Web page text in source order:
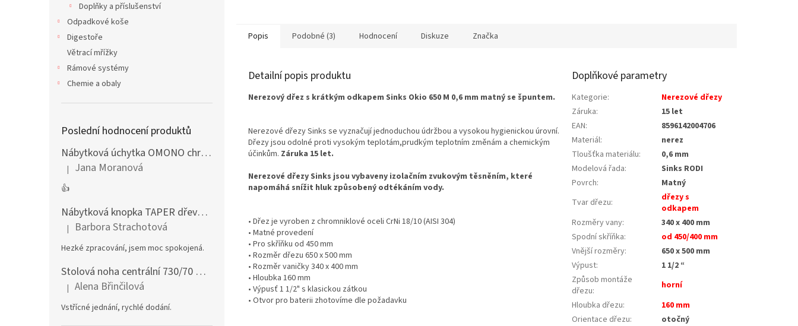
Doplňky a příslušenství
Odpadkové koše
Digestoře
Větrací mřížky
Rámové systémy
Chemie a obaly
Poslední hodnocení produktů
Nábytková úchytka OMONO chrom lesklý
Hodnocení produktu je 5 z 5 hvězdiček.
| Jana Moranová
👍
Nábytková knopka TAPER dřevěná dub lakovaný
Hodnocení produktu je 5 z 5 hvězdiček.
| Barbora Strachotová
Hezké zpracování, jsem moc spokojená.
Stolová noha centrální 730/70 mm stříbrná
Hodnocení produktu je 5 z 5 hvězdiček.
| Alena Břinčilová
Vstřícné jednání, rychlé dodání.
Popis Podobné (3) Hodnocení Diskuze Značka
Detailní popis produktu
Nerezový dřez s krátkým odkapem Sinks Okio 650 M 0,6 mm matný se špuntem.
Nerezové dřezy Sinks se vyznačují jednoduchou údržbou a vysokou hygienickou úrovní.
Dřezy jsou odolné proti vysokým teplotám,prudkým teplotním změnám a chemickým
účinkům. Záruka 15 let.
Nerezové dřezy Sinks jsou vybaveny izolačním zvukovým těsněním, které
napomáhá snížit hluk způsobený odtékáním vody.
• Dřez je vyroben z chromniklové oceli CrNi 18/10 (AISI 304)
• Matné provedení
• Pro skříňku od 450 mm
• Rozměr dřezu 650 x 500 mm
• Rozměr vaničky 340 x 400 mm
• Hloubka 160 mm
• Výpusť 1 1/2" s klasickou zátkou
• Otvor pro baterii zhotovíme dle požadavku
Doplňkové parametry
Kategorie:
Nerezové dřezy
Záruka:
15 let
EAN:
8596142004706
Materiál:
nerez
Tloušťka materiálu:
0,6 mm
Modelová řada:
Sinks RODI
Povrch:
Matný
Tvar dřezu:
dřezy s
odkapem
Rozměry vany:
340 x 400 mm
Spodní skříňka:
od 450/400 mm
Vnější rozměry:
650 x 500 mm
Výpust:
1 1/2 “
Způsob montáže
dřezu:
horní
Hloubka dřezu:
160 mm
Orientace dřezu: otočný